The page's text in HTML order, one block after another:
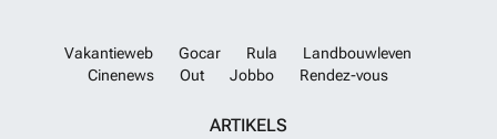
Vakantieweb Gocar Rula
Landbouwleven
Cinenews
Out Jobbo Rendez-vous
ARTIKELS